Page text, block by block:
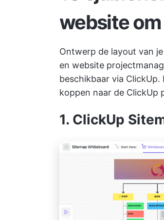
website
Ontwerp de layout van
en website
beschikbaar via
koppen naar de ClickUp
1. ClickUp